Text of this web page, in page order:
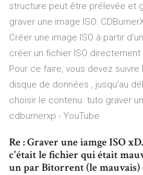
structure peut être prélevée et
graver une image ISO:
Créer une image ISO à partir
créer un fichier ISO
Pour ce faire, vous devez
disque de données , jusqu'au
choisir le contenu. tuto graver
cdburnerxp - YouTube
Re : Graver une iamge ISO
c'était le fichier qui était
un par Bitorrent (le